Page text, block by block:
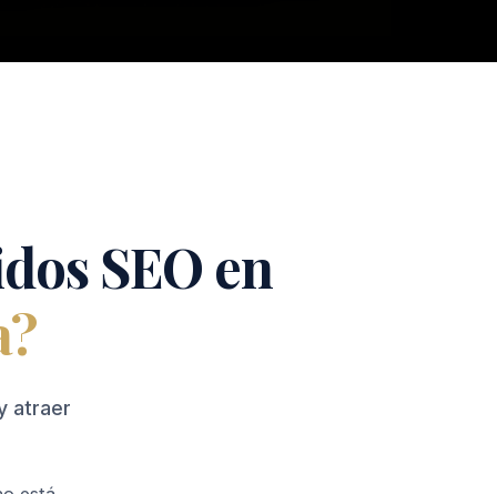
SEO en
atraer